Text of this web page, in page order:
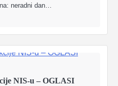
neradni dan…
NIS-u – OGLASI